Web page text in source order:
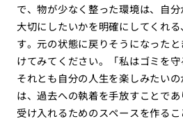
で、物が少なく整った環境は、自
大切にしたいかを明確にしてくれ
す。元の状態に戻りそうになった
けてみてください。「私はゴミを守
それとも自分の人生を楽しみたい
は、過去への執着を手放すことで
受け入れるためのスペースを作る